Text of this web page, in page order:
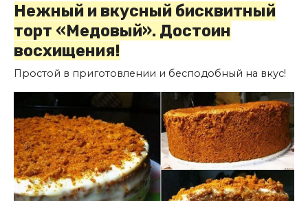
Нежный и вкусный бисквитный
торт «Медовый». Достоин
восхищения!
Простой в приготовлении и бесподобный на вкус!